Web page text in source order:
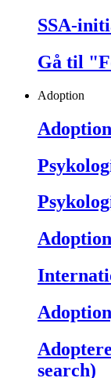
SSA-
Gå til
Adoption
search)